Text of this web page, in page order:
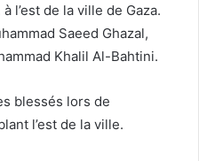
l’est de la ville de Gaza.
Saeed Ghazal,
Khalil Al-Bahtini.
blessés lors de
l’est de la ville.